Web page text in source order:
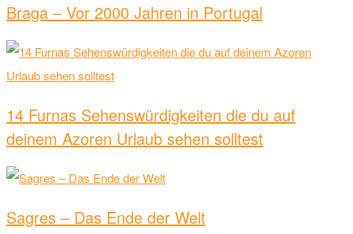
Braga – Vor 2000 Jahren in Portugal
14 Furnas Sehenswürdigkeiten die du auf
deinem Azoren Urlaub sehen solltest
Sagres – Das Ende der Welt